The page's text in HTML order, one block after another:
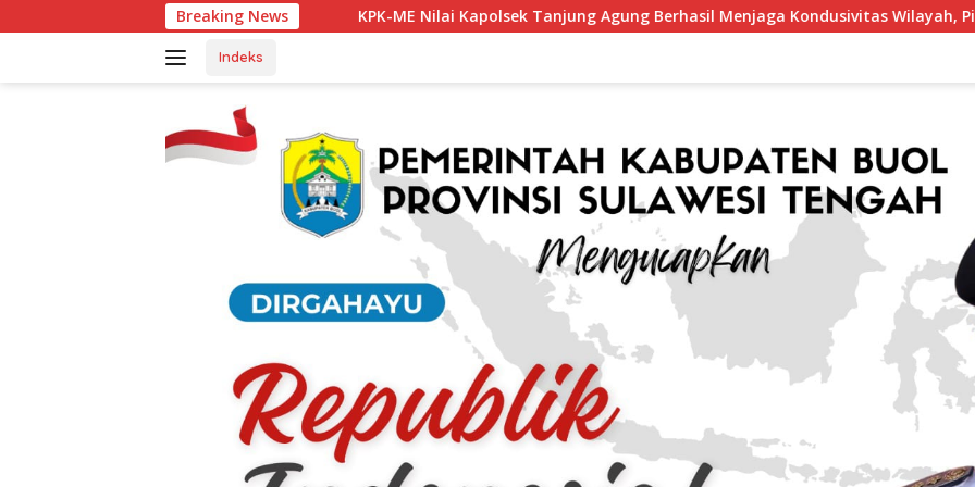
ke
Breaking News
KPK-ME Nilai Kapolsek Tanjung Agung Berhasil Menjaga Kondusivitas Wilayah, Piagam Apresiasi
Indeks